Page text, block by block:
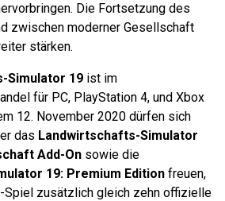
Die Fortsetzung des
zwischen moderner Gesellschaft
stärken.
Simulator 19 ist im
für PC, PlayStation 4, und Xbox
12. November 2020 dürfen sich
das Landwirtschafts-Simulator
Add-On sowie die
19: Premium Edition freuen,
Spiel zusätzlich gleich zehn offizielle